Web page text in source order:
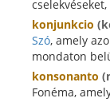
konjunkcio
Szó, amely
mondaton
konsonanto
Fonéma,